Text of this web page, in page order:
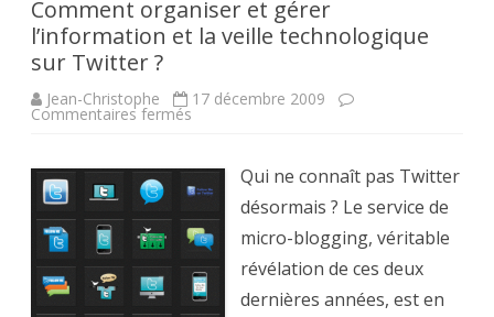
Comment organiser et gérer
l’information et la veille technologique
sur Twitter ?
Jean-Christophe 17 décembre 2009
Commentaires fermés
gérer
l’information
la
veille
technologique
sur
Twitter
?
Qui ne connaît pas Twitter
désormais ? Le service de
micro-blogging, véritable
révélation de ces deux
dernières années, est en